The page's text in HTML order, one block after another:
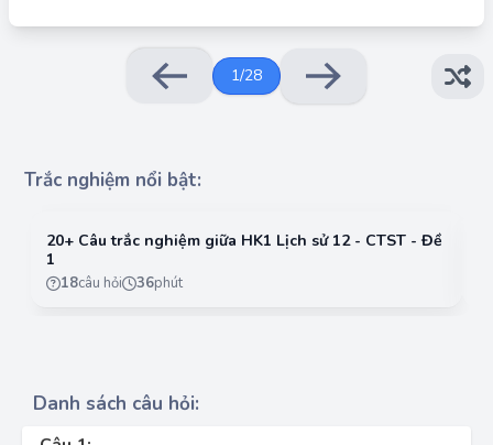
1/28
Trắc nghiệm nổi bật:
20+ Câu trắc nghiệm giữa HK1 Lịch sử 12 - CTST - Đề
1
18câu hỏi 36phút
Danh sách câu hỏi: